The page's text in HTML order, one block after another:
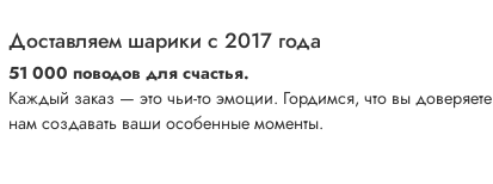
Доставляем шарики с 2017 года
51 000 поводов для счастья.
Каждый заказ — это чьи-то эмоции. Гордимся, что вы доверяете
нам создавать ваши особенные моменты.